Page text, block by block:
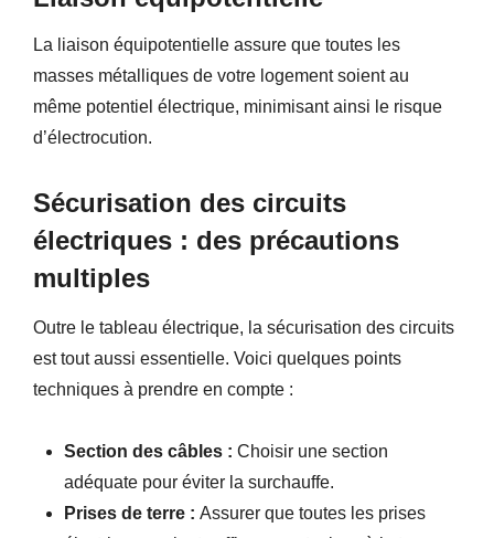
La liaison équipotentielle assure que toutes les
masses métalliques de votre logement soient au
même potentiel électrique, minimisant ainsi le risque
d’électrocution.
Sécurisation des circuits
électriques : des précautions
multiples
Outre le tableau électrique, la sécurisation des circuits
est tout aussi essentielle. Voici quelques points
techniques à prendre en compte :
Section des câbles : Choisir une section
adéquate pour éviter la surchauffe.
Prises de terre : Assurer que toutes les prises